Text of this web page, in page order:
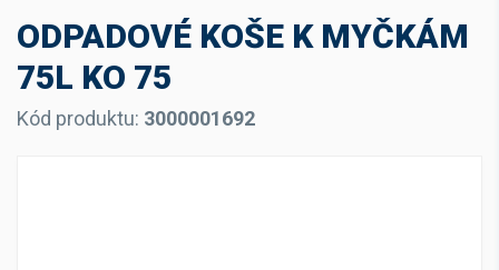
ODPADOVÉ KOŠE K MYČKÁM
75L KO 75
Kód produktu: 3000001692